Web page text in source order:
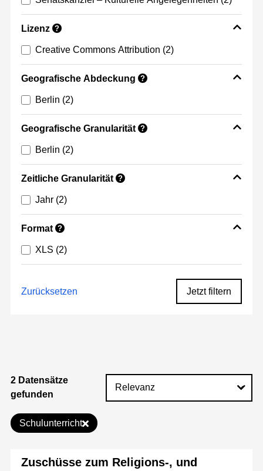
Lizenz ?
Creative Commons Attribution (2)
Geografische Abdeckung ?
Berlin (2)
Geografische Granularität ?
Berlin (2)
Zeitliche Granularität ?
Jahr (2)
Format ?
XLS (2)
Zurücksetzen Jetzt filtern
2 Datensätze
gefunden
Schulunterricht
Zuschüsse zum Religions-, und